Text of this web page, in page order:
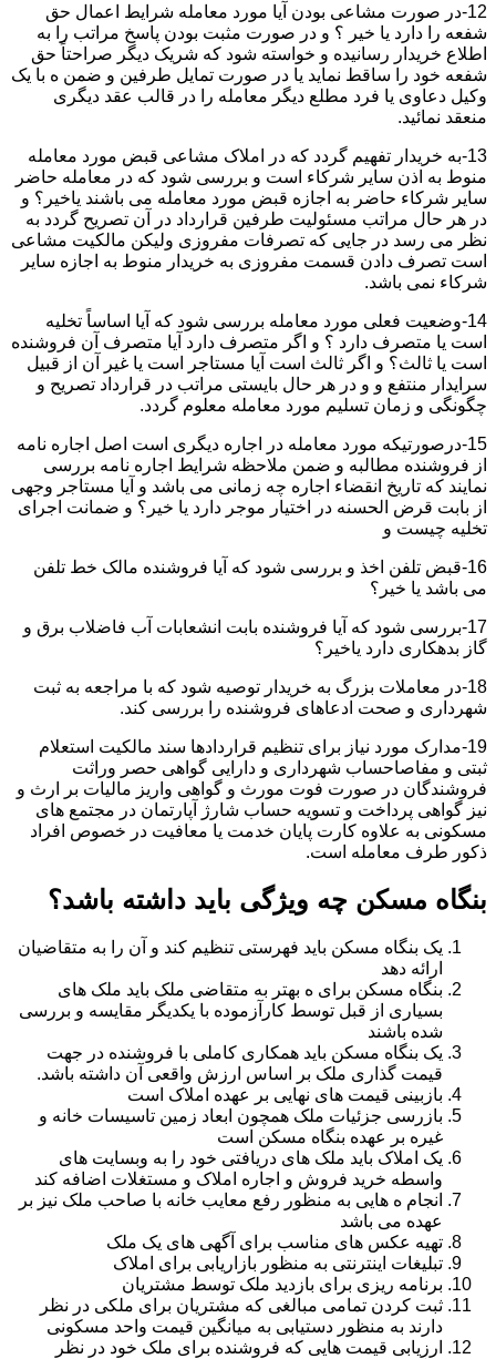
12-در صورت مشاعی بودن آیا مورد معامله شرایط اعمال حق
شفعه را دارد یا خیر ؟ و در صورت مثبت بودن پاسخ مراتب را به
اطلاع خریدار رسانیده و خواسته شود که شریک دیگر صراحتاً حق
شفعه خود را ساقط نماید یا در صورت تمایل طرفین و ضمن ه با یک
وکیل دعاوی یا فرد مطلع دیگر معامله را در قالب عقد دیگری
منعقد نمائید.
13-به خریدار تفهیم گردد که در املاک مشاعی قبض مورد معامله
منوط به اذن سایر شرکاء است و بررسی شود که در معامله حاضر
سایر شرکاء حاضر به اجازه قبض مورد معامله می باشند یاخیر؟ و
در هر حال مراتب مسئولیت طرفین قرارداد در آن تصریح گردد به
نظر می رسد در جایی که تصرفات مفروزی ولیکن مالکیت مشاعی
است تصرف دادن قسمت مفروزی به خریدار منوط به اجازه سایر
شرکاء نمی باشد.
14-وضعیت فعلی مورد معامله بررسی شود که آیا اساساً تخلیه
است یا متصرف دارد ؟ و اگر متصرف دارد آیا متصرف آن فروشنده
است یا ثالث؟ و اگر ثالث است آیا مستاجر است یا غیر آن از قبیل
سرایدار منتفع و و در هر حال بایستی مراتب در قرارداد تصریح و
چگونگی و زمان تسلیم مورد معامله معلوم گردد.
15-درصورتیکه مورد معامله در اجاره دیگری است اصل اجاره نامه
از فروشنده مطالبه و ضمن ملاحظه شرایط اجاره نامه بررسی
نمایند که تاریخ انقضاء اجاره چه زمانی می باشد و آیا مستاجر وجهی
از بابت قرض الحسنه در اختیار موجر دارد یا خیر؟ و ضمانت اجرای
تخلیه چیست و
16-قبض تلفن اخذ و بررسی شود که آیا فروشنده مالک خط تلفن
می باشد یا خیر؟
17-بررسی شود که آیا فروشنده بابت انشعابات آب فاضلاب برق و
گاز بدهکاری دارد یاخیر؟
18-در معاملات بزرگ به خریدار توصیه شود که با مراجعه به ثبت
شهرداری و صحت ادعاهای فروشنده را بررسی کند.
19-مدارک مورد نیاز برای تنظیم قراردادها سند مالکیت استعلام
ثبتی و مفاصاحساب شهرداری و دارایی گواهی حصر وراثت
فروشندگان در صورت فوت مورث و گواهی واریز مالیات بر ارث و
نیز گواهی پرداخت و تسویه حساب شارژ آپارتمان در مجتمع های
مسکونی به علاوه کارت پایان خدمت یا معافیت در خصوص افراد
ذکور طرف معامله است.
بنگاه مسکن چه ویژگی باید داشته باشد؟
یک بنگاه مسکن باید فهرستی تنظیم کند و آن را به متقاضیان
ارائه دهد
بنگاه مسکن برای ه بهتر به متقاضی ملک باید ملک های
بسیاری از قبل توسط کارآزموده با یکدیگر مقایسه و بررسی
شده باشند
یک بنگاه مسکن باید همکاری کاملی با فروشنده در جهت
قیمت گذاری ملک بر اساس ارزش واقعی آن داشته باشد.
بازبینی قیمت های نهایی بر عهده املاک است
بازرسی جزئیات ملک همچون ابعاد زمین تاسیسات خانه و
غیره بر عهده بنگاه مسکن است
یک املاک باید ملک های دریافتی خود را به وبسایت های
واسطه خرید فروش و اجاره املاک و مستغلات اضافه کند
انجام ه هایی به منظور رفع معایب خانه با صاحب ملک نیز بر
عهده می باشد
تهیه عکس های مناسب برای آگهی های یک ملک
تبلیغات اینترنتی به منظور بازاریابی برای املاک
برنامه ریزی برای بازدید ملک توسط مشتریان
ثبت کردن تمامی مبالغی که مشتریان برای ملکی در نظر
دارند به منظور دستیابی به میانگین قیمت واحد مسکونی
ارزیابی قیمت هایی که فروشنده برای ملک خود در نظر